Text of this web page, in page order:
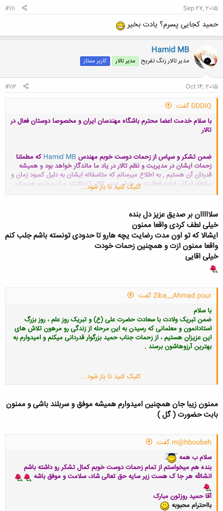
Sep 27, 2015
#111
حمید کجایی پسرم؟ یادت بخیر
Hamid MB
مدیر تالار زنگ تفریح مدیر تالار کاربر ممتاز
Oct 14, 2015
#112
DDDIQ گفت:
با سلام خدمت اعضا محترم باشگاه مهندسان ایران و مخصوصا دوستان فعال در
تالار
ضمن تشکر و سپاس از زحمات دوست خوبم مهندس Hamid MB که مطمئنا
زحمات ایشان در مدیریت و نظم تالار در یاد ما ماندگار خواهد بود و همیشه
قدردان آن هستیم , به اطلاع میرسانم که متاسفانه ایشان به دلیل کمبود زمان و
مشغله امکان ادامه فعالیت به عنوان مدیر تالار را نداشتند و امیدواریم همچنان
بتوانیم از حضور و فعالیت ایشان به عنوان یکی از اعضا خوب و فعال باشگاه
برای ایشان در تمامی مراحل زندگی و سطوح علمی آرزوی موفقیت داریم
انشالله همیشه شاد و سربلند باشند
کلیک کنید تا باز شود...
سلااااان بر صدیق عزیز دل بنده
خیلی لطف کردی واقعا ممنون
ایشالا که تو اون مدت رضایت یچه هارو تا حدودی تونسته باشم جلب کنم
واقعا ممنون ازت و همچنین زحمات خودت
خیلی اقایی
Ziba__Ahmad pour گفت:
با سلام
ضمن تبریک ولادت با سعادت حضرت علی (ع) و تبریک روز علم ، روز بزرگ
استادانمون و معلمانی که رسیدن به این مرحله از زندگی رو مرهون تلاش های
این عزیزان هستیم ، از زحمات جناب حمیدبزرگوار قدردانی میکنم و امیدوارم به
بهترین آرزوهاشون برسند .
کلیک کنید تا باز شود...
ممنون زیبا جان همچنین امیدوارم همیشه موفق و سربلند باشی و ممنون
بابت حضورت ( گل )
m@hboubeh گفت:
سلام ب همه
بنده هم میخواستم از تمام زحمات دوست خوبم کمال تشکر رو داشته باشم
انشالله هر جا ک هست زیر سایه حق تعالی شاد، سلامت و موفق باشه
آقا حمیدروزتون مبارک
بااحترام محبوبه